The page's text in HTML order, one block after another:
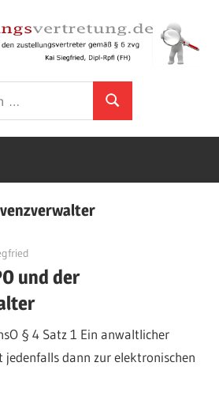
Suchen
und der
§ 4 Satz 1 Ein anwaltlicher
jedenfalls dann zur elektronischen